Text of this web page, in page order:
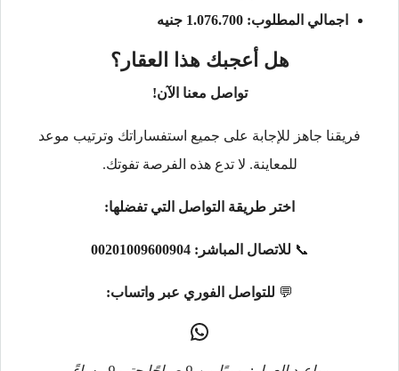
اجمالي المطلوب: 1.076.700 جنيه
هل أعجبك هذا العقار؟
تواصل معنا الآن!
فريقنا جاهز للإجابة على جميع استفساراتك وترتيب موعد
للمعاينة. لا تدع هذه الفرصة تفوتك.
اختر طريقة التواصل التي تفضلها:
📞 للاتصال المباشر: 00201009600904
💬 للتواصل الفوري عبر واتساب: